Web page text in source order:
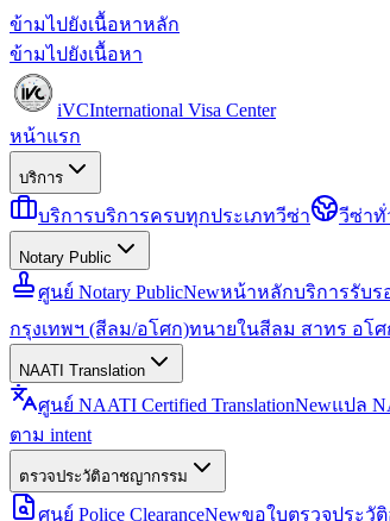
ข้ามไปยังเนื้อหาหลัก
ข้ามไปยังเนื้อหา
iVCInternational Visa Center
หน้าแรก
บริการ
บริการบริการครบทุกประเภทวีซ่า วีซ่าทั่
Notary Public
ศูนย์ Notary PublicNewหน้าหลักบริการรับร
กรุงเทพฯ (สีลม/อโศก)ทนายในสีลม สาทร อโ
NAATI Translation
ศูนย์ NAATI Certified TranslationNewแปล
ตาม intent
ตรวจประวัติอาชญากรรม
ศูนย์ Police ClearanceNewขอใบตรวจประวั